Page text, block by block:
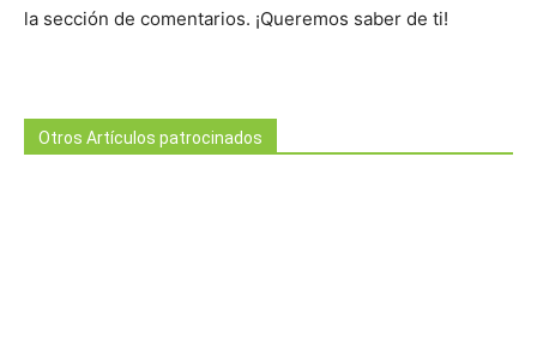
la sección de comentarios. ¡Queremos saber de ti!
Otros Artículos patrocinados